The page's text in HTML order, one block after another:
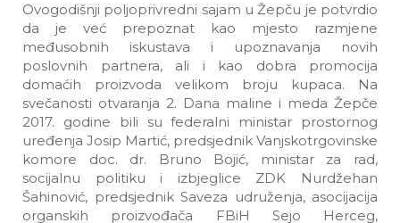
Ovogodišnji poljoprivredni sajam u Žepču je potvrdio
da je već prepoznat kao mjesto razmjene
međusobnih iskustava i upoznavanja novih
poslovnih partnera, ali i kao dobra promocija
domaćih proizvoda velikom broju kupaca. Na
svečanosti otvaranja 2. Dana maline i meda Žepče
2017. godine bili su federalni ministar prostornog
uređenja Josip Martić, predsjednik Vanjskotrgovinske
komore doc. dr. Bruno Bojić, ministar za rad,
socijalnu politiku i izbjeglice ZDK Nurdžehan
Šahinović, predsjednik Saveza udruženja, asocijacija
organskih proizvođača FBiH Sejo Herceg,